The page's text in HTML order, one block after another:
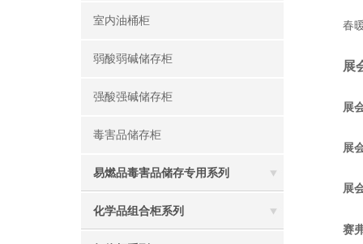
室内油桶柜
弱酸弱碱储存柜
强酸强碱储存柜
毒害品储存柜
易燃品毒害品储存专用系列
化学品组合柜系列
春暖
展
展
展
展
赛